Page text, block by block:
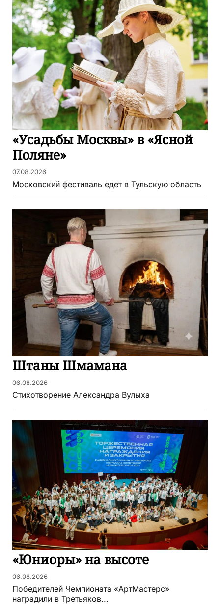
«Усадьбы Москвы» в «Ясной
Поляне»
07.08.2026
Московский фестиваль едет в Тульскую область
Штаны Шмамана
06.08.2026
Стихотворение Александра Вулыха
«Юниоры» на высоте
06.08.2026
Победителей Чемпионата «АртМастерс»
наградили в Третьяков...